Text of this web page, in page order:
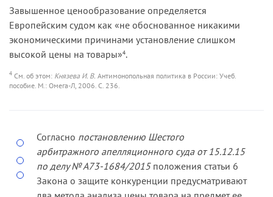
Завышенное ценообразование определяется
Европейским судом как «не обоснованное никакими
экономическими причинами установление слишком
высокой цены на товары»4.
4 См. об этом: Князева И. В. Антимонопольная политика в России: Учеб.
пособие. М.: Омега-Л, 2006. С. 236.
Согласно постановлению Шестого
арбитражного апелляционного суда от 15.12.15
по делу № А73-1684/2015положения статьи 6
Закона о защите конкуренции предусматривают